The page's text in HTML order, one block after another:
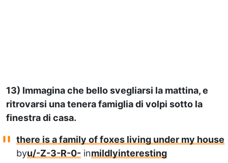
13) Immagina che bello svegliarsi la mattina, e
ritrovarsi una tenera famiglia di volpi sotto la
finestra di casa.
there is a family of foxes living under my house
byu/-Z-3-R-0- inmildlyinteresting